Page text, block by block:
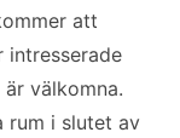
att
intresserade
välkomna.
rum i slutet av